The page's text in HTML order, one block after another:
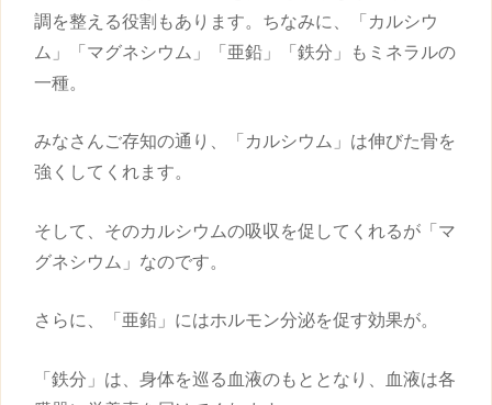
調を整える役割もあります。ちなみに、「カルシウ
ム」「マグネシウム」「亜鉛」「鉄分」もミネラルの
一種。
みなさんご存知の通り、「カルシウム」は伸びた骨を
強くしてくれます。
そして、そのカルシウムの吸収を促してくれるが「マ
グネシウム」なのです。
さらに、「亜鉛」にはホルモン分泌を促す効果が。
「鉄分」は、身体を巡る血液のもととなり、血液は各